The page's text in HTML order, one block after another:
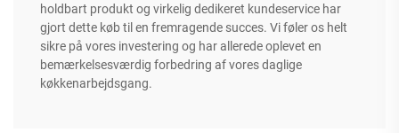
holdbart produkt og virkelig dedikeret kundeservice har
gjort dette køb til en fremragende succes. Vi føler os helt
sikre på vores investering og har allerede oplevet en
bemærkelsesværdig forbedring af vores daglige
køkkenarbejdsgang.